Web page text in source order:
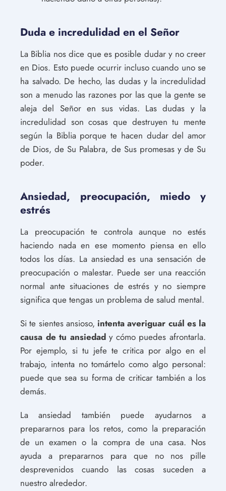
Duda e incredulidad en el Señor
La Biblia nos dice que es posible dudar y no creer
en Dios. Esto puede ocurrir incluso cuando uno se
ha salvado. De hecho, las dudas y la incredulidad
son a menudo las razones por las que la gente se
aleja del Señor en sus vidas. Las dudas y la
incredulidad son cosas que destruyen tu mente
según la Biblia porque te hacen dudar del amor
de Dios, de Su Palabra, de Sus promesas y de Su
poder.
Ansiedad, preocupación, miedo y
estrés
La preocupación te controla aunque no estés
haciendo nada en ese momento piensa en ello
todos los días. La ansiedad es una sensación de
preocupación o malestar. Puede ser una reacción
normal ante situaciones de estrés y no siempre
significa que tengas un problema de salud mental.
Si te sientes ansioso, intenta averiguar cuál es la
causa de tu ansiedady cómo puedes afrontarla.
Por ejemplo, si tu jefe te critica por algo en el
trabajo, intenta no tomártelo como algo personal:
puede que sea su forma de criticar también a los
demás.
La ansiedad también puede ayudarnos a
prepararnos para los retos, como la preparación
de un examen o la compra de una casa. Nos
ayuda a prepararnos para que no nos pille
desprevenidos cuando las cosas suceden a
nuestro alrededor.